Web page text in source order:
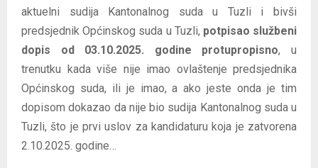
aktuelni sudija Kantonalnog suda u Tuzli i bivši
predsjednik Općinskog suda u Tuzli, potpisao službeni
dopis od 03.10.2025. godine protupropisno, u
trenutku kada više nije imao ovlaštenje predsjednika
Općinskog suda, ili je imao, a ako jeste onda je tim
dopisom dokazao da nije bio sudija Kantonalnog suda u
Tuzli, što je prvi uslov za kandidaturu koja je zatvorena
2.10.2025. godine…